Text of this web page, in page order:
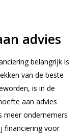
advies
belangrijk is
van de beste
is in de
aan advies
meer ondernemers
financiering voor